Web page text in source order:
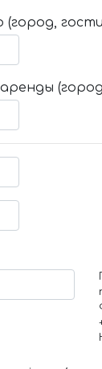
(город,